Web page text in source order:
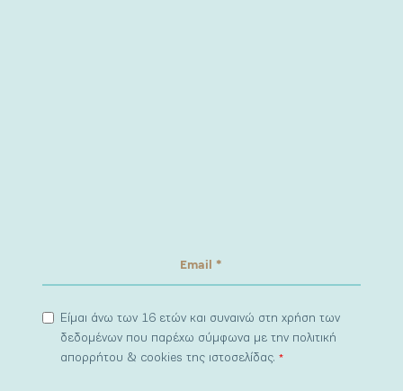
Είμαι άνω των 16 ετών και συναινώ στη χρήση των
δεδομένων που παρέχω σύμφωνα με την πολιτική
απορρήτου & cookies της ιστοσελίδας.*